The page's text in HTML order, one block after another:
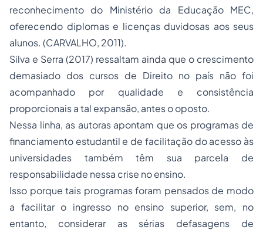
reconhecimento do Ministério da Educação MEC,
oferecendo diplomas e licenças duvidosas aos seus
alunos. (CARVALHO, 2011).
Silva e Serra (2017) ressaltam ainda que o crescimento
demasiado dos cursos de Direito no país não foi
acompanhado por qualidade e consistência
proporcionais a tal expansão, antes o oposto.
Nessa linha, as autoras apontam que os programas de
financiamento estudantil e de facilitação do acesso às
universidades também têm sua parcela de
responsabilidade nessa crise no ensino.
Isso porque tais programas foram pensados de modo
a facilitar o ingresso no ensino superior, sem, no
entanto, considerar as sérias defasagens de